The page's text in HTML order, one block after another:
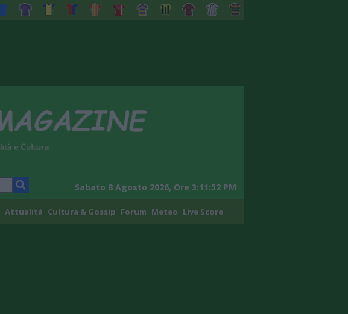
Sabato 8 Agosto 2026, Ore 3:11:54 PM
Attualità Cultura & Gossip Forum Meteo Live Score